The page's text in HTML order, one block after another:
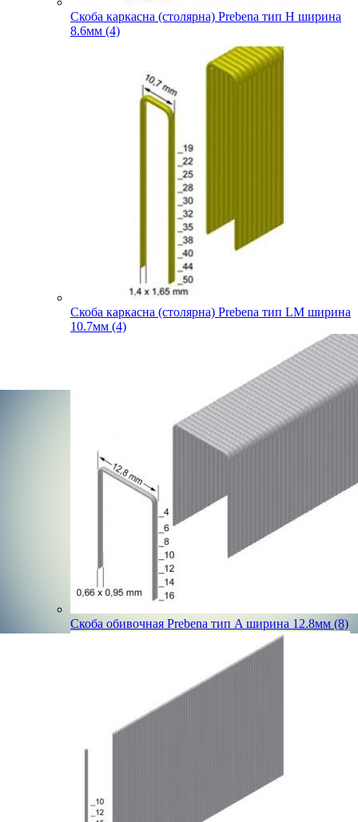
Скоба каркасна (столярна) Prebena тип H ширина
8.6мм (4)
Скоба каркасна (столярна) Prebena тип LM ширина
10.7мм (4)
Скоба обивочная Prebena тип A ширина 12.8мм (8)